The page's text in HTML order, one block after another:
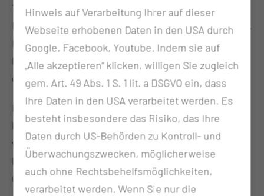
7:08 Uhr kam das nunmehr zweite Kind von Linda
Köckritz im Cottbuser Universitätsklinikum zur Welt.
Ludwig wog bei der Geburt 2340 Gramm. Freude
herrschte auch hier über die Ankunft des neuen
gesunden Erdenbürgers.
Das Geburtsglück am ersten Tag des Jahres
komplettierte Avraam Ivanov. Es ist das zweite Kind
von Milanka Georgieva aus Bulgarien. Der Junge
kam um 14.01 Uhr mit einem Gewicht von 3660
Gramm auf die Welt.
Hinweis auf Verarbeitung Ihrer auf dieser
Webseite erhobenen Daten in den USA durch
Google, Facebook, Youtube. Indem sie auf
„Alle akzeptieren“ klicken, willigen Sie zugleich
gem. Art. 49 Abs. 1 S. 1 lit. a DSGVO ein, dass
Ihre Daten in den USA verarbeitet werden. Es
besteht insbesondere das Risiko, das Ihre
Daten durch US-Behörden zu Kontroll- und
Überwachungszwecken, möglicherweise
auch ohne Rechtsbehelfsmöglichkeiten,
verarbeitet werden. Wenn Sie nur die